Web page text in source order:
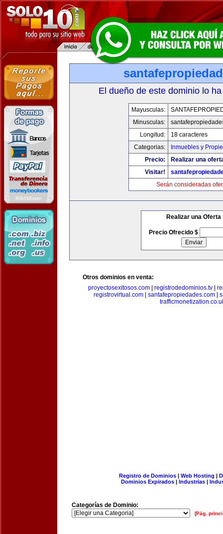
El dueño de este dominio lo
Mayusculas:
Minusculas:
Longitud:
18 caracteres
Categorias:
Inmuebles y
Precio:
Realizar una
Visitar!
Serán consideradas
Realizar una Oferta
Precio Ofrecido $
Otros dominios en venta:
proyectosexitosos.com
registrodedominios.tv
registrovirtual.com
santafepropiedades.com
Registro de Dominios| Web Hosting |
Dominios Expirados | Industrias |
Categorías de Dominio:
[Pág.